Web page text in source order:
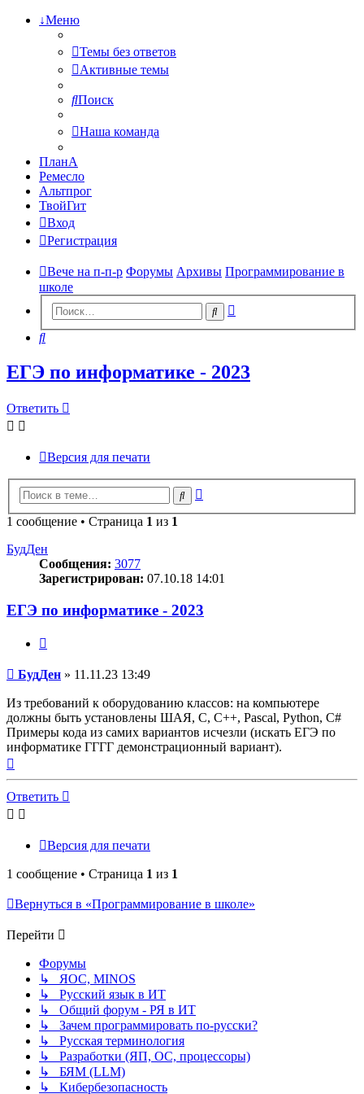
↓Меню
Темы без ответов
Активные темы
Поиск
Наша команда
ПланА
Ремесло
Альтпрог
ТвойГит
Вход
Регистрация
Вече на п-п-р Форумы Архивы Программирование в
школе
Поиск
Поиск
ЕГЭ по информатике - 2023
Ответить
Версия для печати
Поиск
1 сообщение • Страница 1 из 1
БудДен
Сообщения: 3077
Зарегистрирован: 07.10.18 14:01
ЕГЭ по информатике - 2023
Сообщение
БудДен » 11.11.23 13:49
Из требований к оборудованию классов: на компьютере
должны быть установлены ШАЯ, C, C++, Pascal, Python, C#
Примеры кода из самих вариантов исчезли (искать ЕГЭ по
информатике ГГГГ демонстрационный вариант).
к
началу
Ответить
Версия для печати
1 сообщение • Страница 1 из 1
Вернуться в «Программирование в школе»
Перейти
Форумы
↳ ЯОС, MINOS
↳ Русский язык в ИТ
↳ Общий форум - РЯ в ИТ
↳ Зачем программировать по-русски?
↳ Русская терминология
↳ Разработки (ЯП, ОС, процессоры)
↳ БЯМ (LLM)
↳ Кибербезопасность